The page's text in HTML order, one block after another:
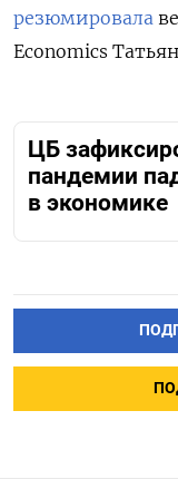
резюмировала
Economics
ЦБ
пандемии
в экономике